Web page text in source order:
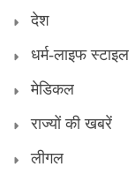
देश
धर्म-लाइफ स्टाइल
मेडिकल
राज्यों की खबरें
लीगल